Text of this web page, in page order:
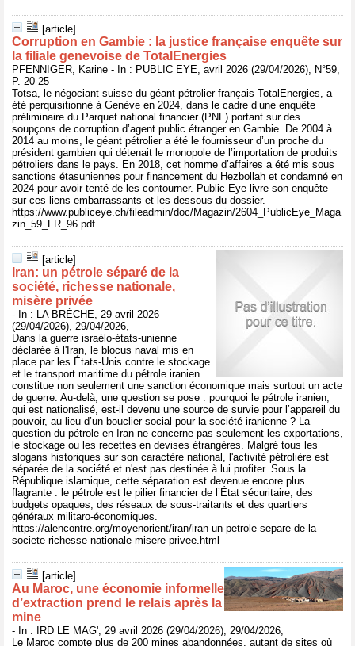
[article]
Corruption en Gambie : la justice française enquête sur
la filiale genevoise de TotalEnergies
PFENNIGER, Karine - In : PUBLIC EYE, avril 2026 (29/04/2026), N°59,
P. 20-25
Totsa, le négociant suisse du géant pétrolier français TotalEnergies, a
été perquisitionné à Genève en 2024, dans le cadre d’une enquête
préliminaire du Parquet national financier (PNF) portant sur des
soupçons de corruption d’agent public étranger en Gambie. De 2004 à
2014 au moins, le géant pétrolier a été le fournisseur d’un proche du
président gambien qui détenait le monopole de l’importation de produits
pétroliers dans le pays. En 2018, cet homme d’affaires a été mis sous
sanctions étasuniennes pour financement du Hezbollah et condamné en
2024 pour avoir tenté de les contourner. Public Eye livre son enquête
sur ces liens embarrassants et les dessous du dossier.
https://www.publiceye.ch/fileadmin/doc/Magazin/2604_PublicEye_Maga
zin_59_FR_96.pdf
[article]
Iran: un pétrole séparé de la
société, richesse nationale,
misère privée
- In : LA BRÈCHE, 29 avril 2026
(29/04/2026), 29/04/2026,
Dans la guerre israélo-états-unienne
déclarée à l'Iran, le blocus naval mis en
place par les États-Unis contre le stockage
et le transport maritime du pétrole iranien
constitue non seulement une sanction économique mais surtout un acte
de guerre. Au-delà, une question se pose : pourquoi le pétrole iranien,
qui est nationalisé, est-il devenu une source de survie pour l’appareil du
pouvoir, au lieu d’un bouclier social pour la société iranienne ? La
question du pétrole en Iran ne concerne pas seulement les exportations,
le stockage ou les recettes en devises étrangères. Malgré tous les
slogans historiques sur son caractère national, l'activité pétrolière est
séparée de la société et n'est pas destinée à lui profiter. Sous la
République islamique, cette séparation est devenue encore plus
flagrante : le pétrole est le pilier financier de l’État sécuritaire, des
budgets opaques, des réseaux de sous-traitants et des quartiers
généraux militaro-économiques.
https://alencontre.org/moyenorient/iran/iran-un-petrole-separe-de-la-
societe-richesse-nationale-misere-privee.html
[article]
Au Maroc, une économie informelle
d’extraction prend le relais après la
mine
- In : IRD LE MAG', 29 avril 2026 (29/04/2026), 29/04/2026,
Le Maroc compte plus de 200 mines abandonnées, autant de sites où